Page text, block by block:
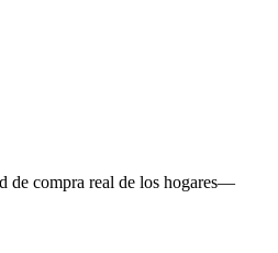
de compra real de los hogares—